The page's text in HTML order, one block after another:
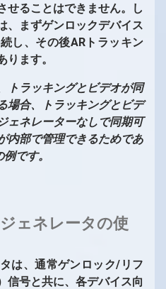
せることはできません。し
、まずゲンロックデバイス
し、その後ARトラッキン
ます。
トラッキングとビデオが同
場合、トラッキングとビデ
ェネレーターなしで同期可
内部で管理できるためであ
です。
ェネレータの使
は、通常ゲンロック/リフ
信号と共に、各デバイス向